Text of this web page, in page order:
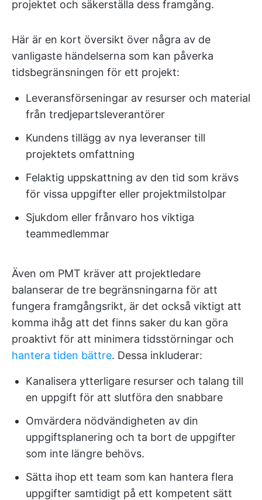
projektet och säkerställa dess framgång.
Här är en kort översikt över några av de
vanligaste händelserna som kan påverka
tidsbegränsningen för ett projekt:
Leveransförseningar av resurser och material
från tredjepartsleverantörer
Kundens tillägg av nya leveranser till
projektets omfattning
Felaktig uppskattning av den tid som krävs
för vissa uppgifter eller projektmilstolpar
Sjukdom eller frånvaro hos viktiga
teammedlemmar
Även om PMT kräver att projektledare
balanserar de tre begränsningarna för att
fungera framgångsrikt, är det också viktigt att
komma ihåg att det finns saker du kan göra
proaktivt för att minimera tidsstörningar och
hantera tiden bättre. Dessa inkluderar:
Kanalisera ytterligare resurser och talang till
en uppgift för att slutföra den snabbare
Omvärdera nödvändigheten av din
uppgiftsplanering och ta bort de uppgifter
som inte längre behövs.
Sätta ihop ett team som kan hantera flera
uppgifter samtidigt på ett kompetent sätt